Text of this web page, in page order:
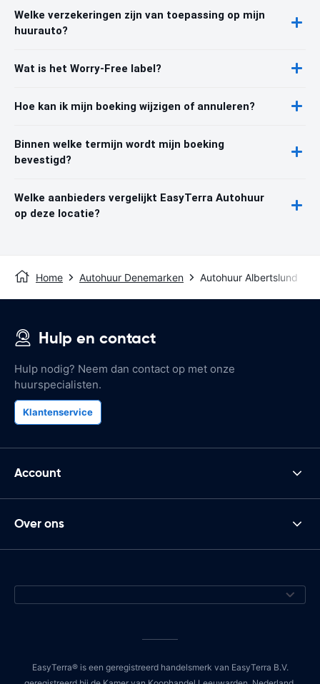
Welke verzekeringen zijn van toepassing op mijn
huurauto?
Wat is het Worry-Free label?
Hoe kan ik mijn boeking wijzigen of annuleren?
Binnen welke termijn wordt mijn boeking
bevestigd?
Welke aanbieders vergelijkt EasyTerra Autohuur
op deze locatie?
Home Autohuur Denemarken Autohuur Albertslund
Hulp en contact
Hulp nodig? Neem dan contact op met onze
huurspecialisten.
Klantenservice
Account
Over ons
EasyTerra® is een geregistreerd handelsmerk van EasyTerra B.V.